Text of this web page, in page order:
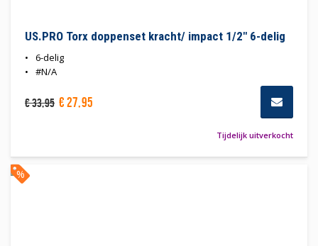
US.PRO Torx doppenset kracht/ impact 1/2" 6-delig
6-delig
#N/A
€33,95 €27,95
Tijdelijk uitverkocht
%